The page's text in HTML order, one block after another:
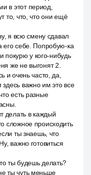
в этот период,
то, что, что они ещё
я всю смену сдавал
его себе. Попробую-ка
покурю у кого-нибудь
же не выгонят 2.
и очень часто, да,
важно им это все
есть разные
делать в каждый
сложное происходить
ты знаешь, что
важно готовиться
ты будешь делать?
ты чуть меньше